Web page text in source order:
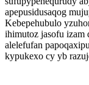
apepusidusaqog
Kebepehubulo
ihimutoz jasofu izam
alelefufan
kypukexo cy yb